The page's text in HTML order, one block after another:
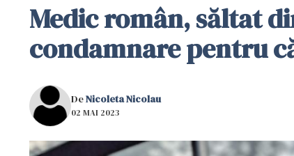
Medic român, săltat
condamnare pentru
DeNicoleta Nicolau
02 MAI 2023